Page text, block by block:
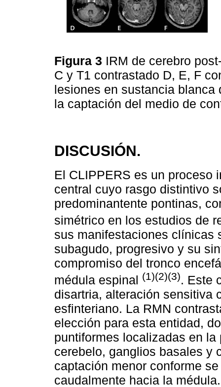
Figura 3 IRM de cerebro
C y T1 contrastado D, E, F
lesiones en sustancia
la captación del medio de
DISCUSIÓN.
El CLIPPERS es un proceso
central cuyo rasgo distintivo
predominantente pontinas,
simétrico en los estudios de
sus manifestaciones clínicas
subagudo, progresivo y su
compromiso del tronco
médula espinal (1)(2)(3). Este
disartria, alteración sensitiva
esfinteriano. La RMN
elección para esta entidad,
puntiformes localizadas en
cerebelo, ganglios basales y
captación menor conforme
caudalmente hacia la